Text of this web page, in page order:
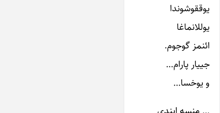
یوققوشوندا
یوللانماغا
ائنمز گوجوم.
جییار پارام…
و یوخسا…